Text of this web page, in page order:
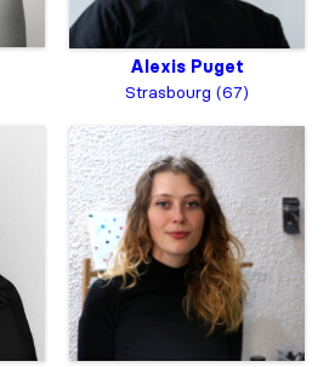
Alexis Puget
Strasbourg (67)